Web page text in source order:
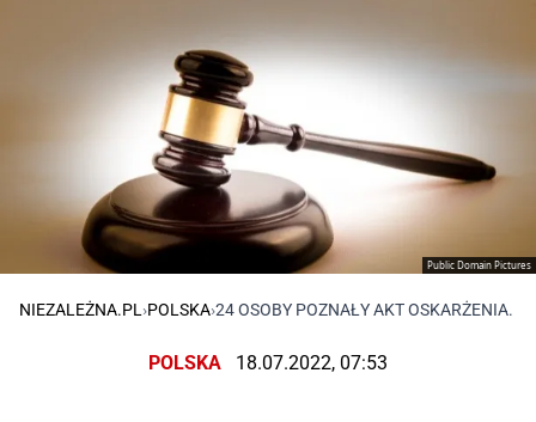
Public Domain Pictures
NIEZALEŻNA.PL›POLSKA›24 OSOBY POZNAŁY AKT OSKARŻENIA.
POLSKA 18.07.2022, 07:53